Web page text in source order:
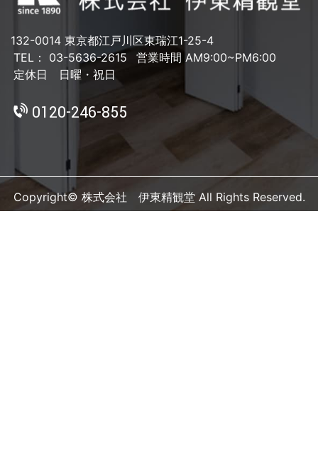
132-0014 東京都江戸川区東瑞江1-25-4
TEL： 03-5636-2615
営業時間 AM9:00~PM6:00
定休日 日曜・祝日
0120-246-855
Copyright© 株式会社 伊東精観堂 All Rights Reserved.